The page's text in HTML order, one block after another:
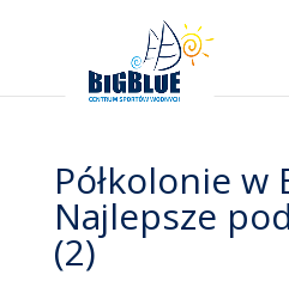
Półkolonie w
Najlepsze
(2)